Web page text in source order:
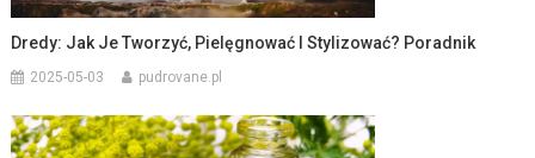
Dredy: Jak Je Tworzyć, Pielęgnować I Stylizować? Poradnik
2025-05-03 pudrovane.pl